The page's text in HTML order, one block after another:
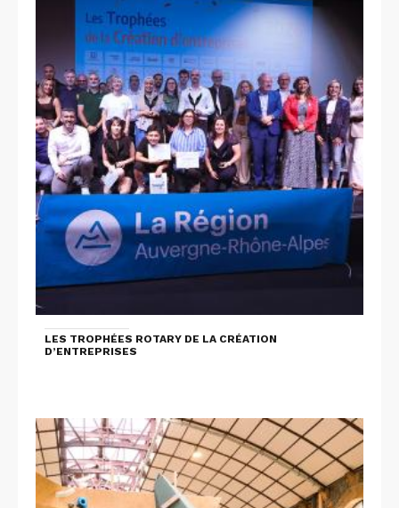
LES TROPHÉES ROTARY DE LA CRÉATION
D’ENTREPRISES